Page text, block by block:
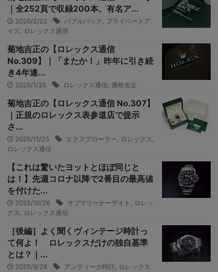
｜全252頁で収録200本、有名ア...
2026/2/22 バブルバック
プライベートア
イズ
ロレックス通信
菊地吉正の【ロレックス通信
No.309】｜「またか！」昨年に引き続
き4年連...
2026/1/25 ロレックス通信 価格改定
菊地吉正の【ロレックス通信 No.307】
｜正規のロレックス表参道店で提示
さ...
2025/11/23 エクスプローラー ロレックス
ロレックス通信
【これは驚いたヨットとほぼ同じと
は！】先週コロナ以降で2番目の最高値
を付けた...
2025/10/26 サブマリーナーデイト
ロレッ
クス
ロレックス通信
［後編］よく聞くヴィンテージ時計っ
て何よ！ ロレックスだけの独自基準
とは？｜...
2025/9/28 アンティーク時計
ロレックス